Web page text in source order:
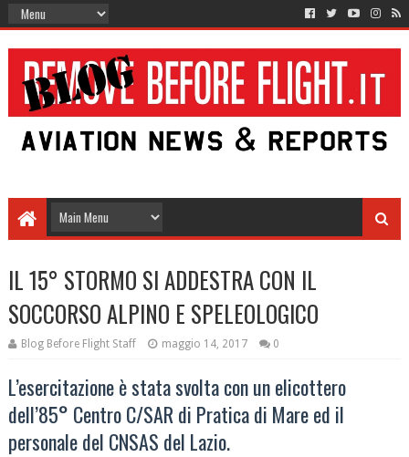
IL 15° STORMO SI ADDESTRA CON IL
SOCCORSO ALPINO E SPELEOLOGICO
Blog Before Flight Staff maggio 14, 2017 0
L’esercitazione è stata svolta con un elicottero
dell’85° Centro C/SAR di Pratica di Mare ed il
personale del CNSAS del Lazio.